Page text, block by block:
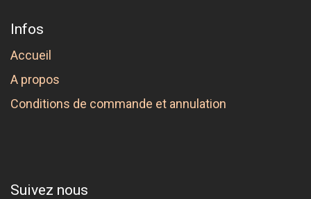
Infos
Accueil
A propos
Conditions de commande et annulation
Suivez nous